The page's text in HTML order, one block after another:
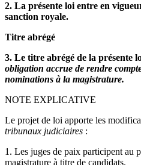
2. La présente loi entre en
sanction royale.
Titre abrégé
3. Le titre abrégé de la présente
obligation accrue de rendre
nominations à la magistrature.
NOTE EXPLICATIVE
Le projet de loi apporte les
tribunaux judiciaires :
1. Les juges de paix participent au
magistrature à titre de candidats.